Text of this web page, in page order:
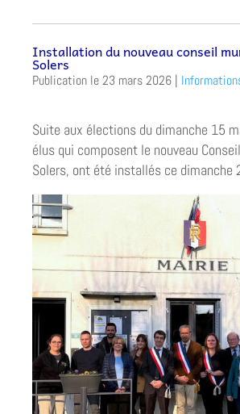
Installation du nouveau conseil
Solers
23 mars 2026 |
Suite aux élections du dimanche 15
élus qui composent le nouveau
Solers, ont été installés ce dimanche